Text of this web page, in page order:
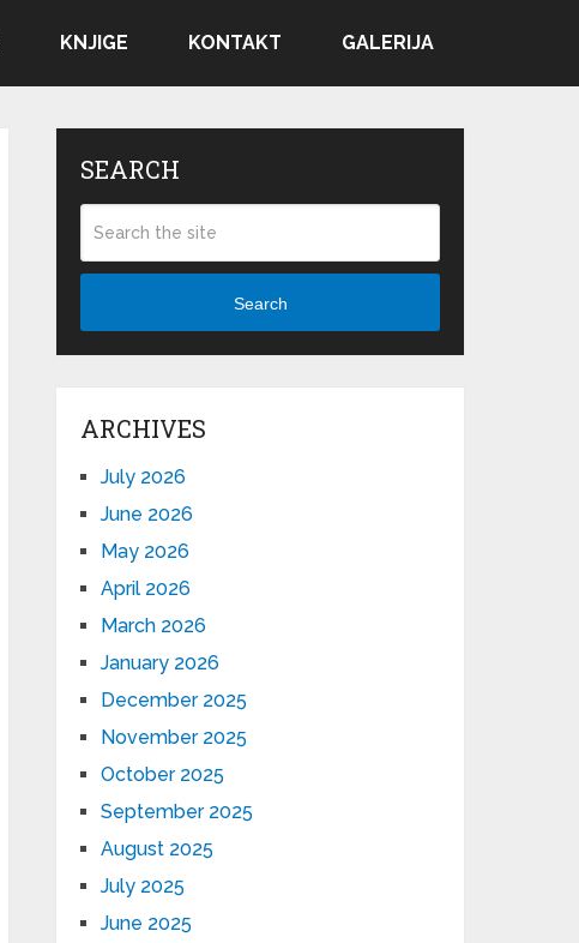
KNJIGE KONTAKT GALERIJA
SEARCH
Search
ARCHIVES
July 2026
June 2026
May 2026
April 2026
March 2026
January 2026
December 2025
November 2025
October 2025
September 2025
August 2025
July 2025
June 2025